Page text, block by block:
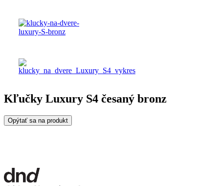
Kľučky Luxury S4 česaný bronz
Opýtať sa na produkt